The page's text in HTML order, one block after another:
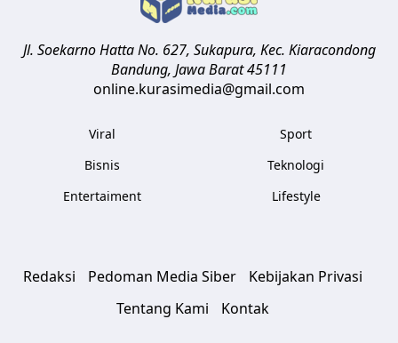
Jl. Soekarno Hatta No. 627, Sukapura, Kec. Kiaracondong
Bandung, Jawa Barat45111
online.kurasimedia@gmail.com
Viral
Bisnis
Entertaiment
Sport
Teknologi
Lifestyle
Redaksi Pedoman Media Siber
Kebijakan Privasi
Tentang Kami
Kontak